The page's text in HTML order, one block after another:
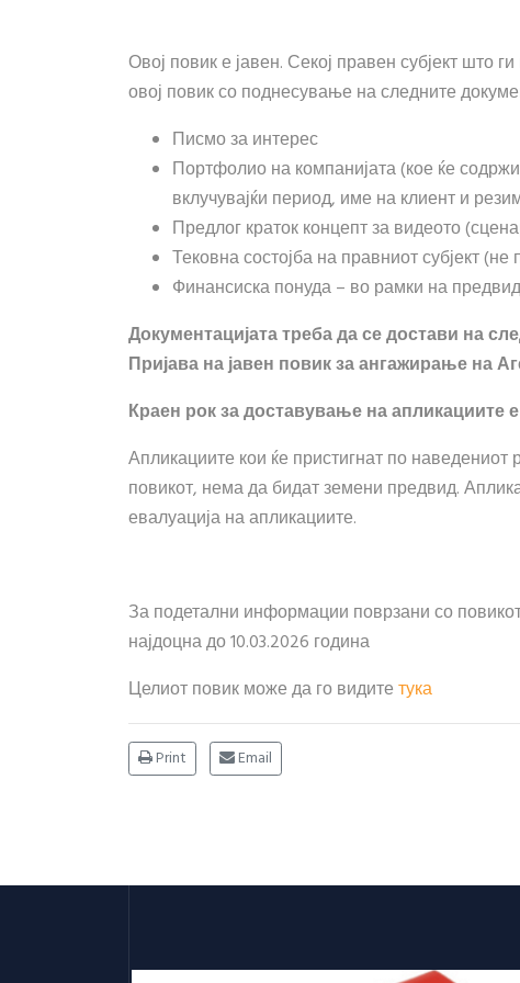
Овој повик е јавен. Секој правен субјект што
овој повик со поднесување на следните
Писмо за интерес
Портфолио на компанијата (кое ќе
вклучувајќи период, име на клиент и
Предлог краток концепт за видеото
Тековна состојба на правниот субјект
Финансиска понуда – во рамки на
Документацијата треба да се достави на
Пријава на јавен повик за ангажирање на
Краен рок за доставување на апликациите
Апликациите кои ќе пристигнат по
повикот, нема да бидат земени предвид.
евалуација на апликациите.
За подетални информации поврзани со
најдоцна до 10.03.2026 година
Целиот повик може да го видитетука
Print Email